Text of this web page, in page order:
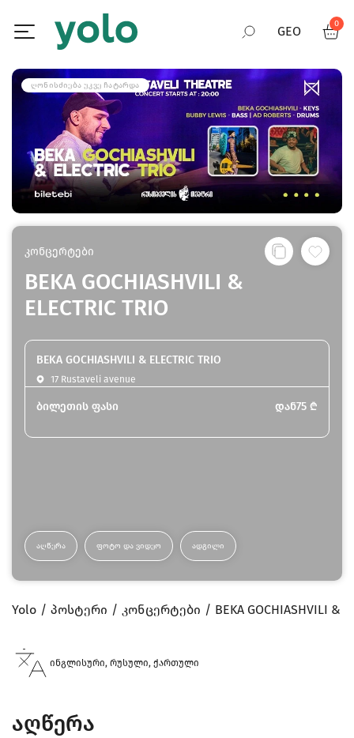
GEO
RUS
ENG
0
ᲦᲝᲜᲘᲡᲫᲘᲔᲑᲐ ᲣᲙᲕᲔ ᲩᲐᲢᲐᲠᲓᲐ
კონცერტები
BEKA GOCHIASHVILI &
ELECTRIC TRIO
BEKA GOCHIASHVILI & ELECTRIC TRIO
17 Rustaveli avenue
ბილეთის ფასი დან75 ₾
ᲐᲦᲬᲔᲠᲐ ᲤᲝᲢᲝ ᲓᲐ ᲕᲘᲓᲔᲝ ᲐᲓᲒᲘᲚᲘ
Yolo პოსტერი კონცერტები BEKA GOCHIASHVILI &
ინგლისური, რუსული, ქართული
აღწერა